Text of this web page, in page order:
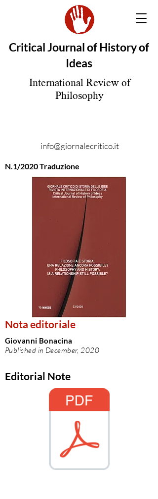
Critical Journal of History of
Ideas
International Review of
Philosophy
info@giornalecritico.it
N.1/2020 Traduzione
Nota editoriale
Giovanni Bonacina
Published in December, 2020
Editorial Note